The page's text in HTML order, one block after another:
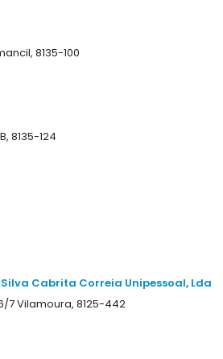
8135-100
8135-124
Cabrita Correia Unipessoal, Lda
7 Vilamoura, 8125-442